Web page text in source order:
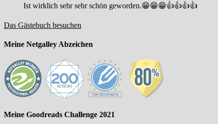
Ist wirklich sehr sehr schön geworden.😁😁😁👍👍👍👍
Das Gästebuch besuchen
Meine Netgalley Abzeichen
Meine Goodreads Challenge 2021